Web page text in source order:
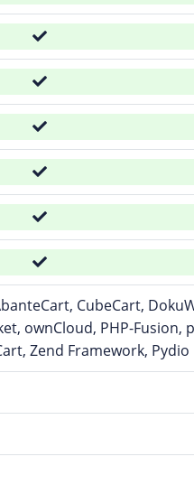
CubeCart,
ownCloud, PHP-Fusion,
Zend Framework, Pydio